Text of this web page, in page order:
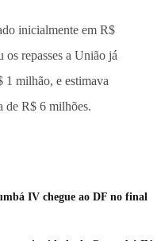
inicialmente em R$
os repasses a União já
1 milhão, e estimava
de R$ 6 milhões.
IV chegue ao DF no final